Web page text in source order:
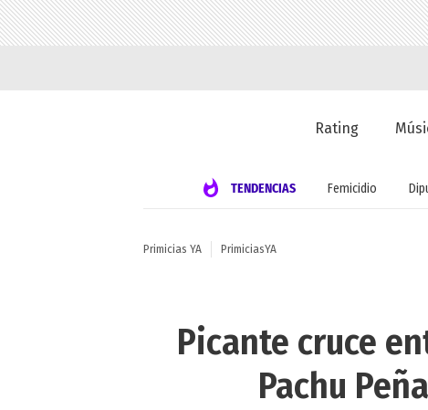
Rating
TENDENCIAS Femicidio
Primicias YA PrimiciasYA
Picante cruce
Pachu